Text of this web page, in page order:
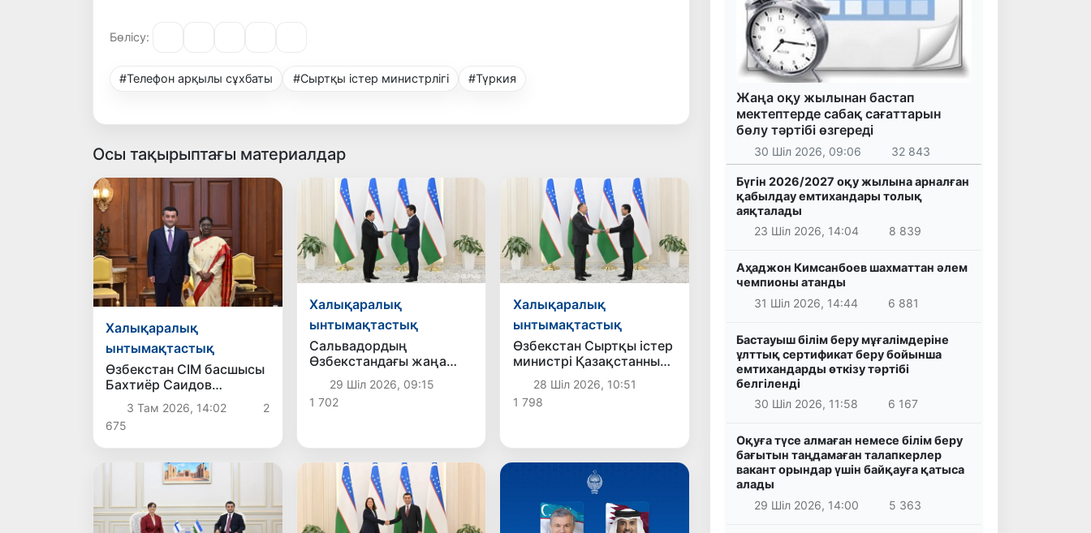
Бөлісу:
#Телефон арқылы сұхбаты #Сыртқы істер министрлігі #Түркия
Осы тақырыптағы материалдар
Халықаралық
ынтымақтастық
Өзбекстан СІМ басшысы
Бахтиёр Саидов
Үндістан Президентімен
екіжақты
байланыстарды нығайту
мәселелерін талқылады
3 Там 2026, 14:02
2
675
Халықаралық
ынтымақтастық
Сальвадордың
Өзбекстандағы жаңа
елшісі аккредитациядан
өтті29 Шіл 2026, 09:15
1 702
Халықаралық
ынтымақтастық
Өзбекстан Сыртқы істер
министрі Қазақстанның
жаңа елшісінен сенім
грамоталарының
көшірмелерін
28 Шіл 2026, 10:51
1 798
Жаңа оқу жылынан бастап
мектептерде сабақ сағаттарын
бөлу тәртібі өзгереді
30 Шіл 2026, 09:06 32 843
Бүгін 2026/2027 оқу жылына арналған
қабылдау емтихандары толық
аяқталады
23 Шіл 2026, 14:04
8 839
Аҳаджон Кимсанбоев шахматтан әлем
чемпионы атанды
31 Шіл 2026, 14:44
6 881
Бастауыш білім беру мұғалімдеріне
ұлттық сертификат беру бойынша
емтихандарды өткізу тәртібі
белгіленді
30 Шіл 2026, 11:58
6 167
Оқуға түсе алмаған немесе білім беру
бағытын таңдамаған талапкерлер
вакант орындар үшін байқауға қатыса
алады
29 Шіл 2026, 14:00
5 363